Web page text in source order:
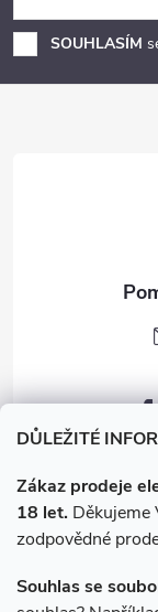
DŮLEŽITÉ
Zákaz prodeje
18 let. Děkujeme
zodpovědné
Souhlas se
p
a
SOUHLASÍM